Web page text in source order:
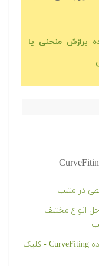
برازش منحنی یا
در متلب
انواع مختلف
دانلود رایگان کد و پروژه آماده CurveFiting - کلیک